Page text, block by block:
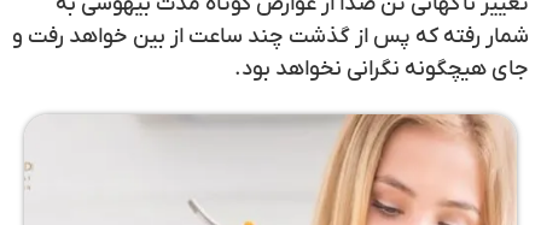
شمار رفته که پس از گذشت چند ساعت از بین خواهد رفت و
جای هیچگونه نگرانی نخواهد بود.